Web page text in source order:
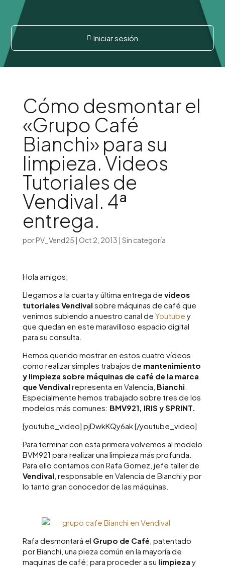
 Iniciar sesión
Cómo desmontar el
«Grupo Café
Bianchi» para su
limpieza. Videos
Tutoriales de
Vendival. 4ª
entrega.
porPV_Vend25 | Oct 2, 2013 | Sin categoría
Hola amigos,
Llegamos a la cuarta y última entrega de videos
tutoriales Vendival sobre máquinas de café que
venimos subiendo a nuestro canal de Youtube y
que quedan en este maravilloso espacio digital
para su consulta.
Hemos querido mostrar en estos cuatro vídeos
como realizar simples trabajos de mantenimiento
y limpieza sobre máquinas de café de la marca
que Vendival representa en Valencia, Bianchi
Especialmente hemos trabajado sobre tres de los
modelos más comunes: BMV921, IRIS y SPRINT.
[youtube_video] pjDwkKQy6ak [/youtube_video]
Para terminar con esta primera volvemos al modelo
BVM921 para realizar una limpieza más profunda.
Para ello contamos con Rafa Gomez, jefe taller de
Vendival , responsable en Valencia de Bianchi y por
lo tanto gran conocedor de las máquinas.
Rafa desmontará el Grupo de Café , patentado
por Bianchi, una pieza común en la mayoría de
maquinas de café; para proceder a su limpieza y